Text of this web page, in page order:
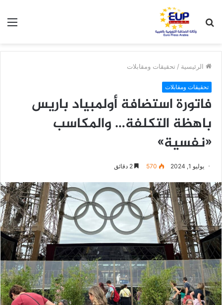
عن
الرئيسية / تحقيقات ومقابلات
تحقيقات ومقابلات
فاتورة استضافة أولمبياد باريس
باهظة التكلفة… والمكاسب
«نفسية»
يوليو 1, 2024 570